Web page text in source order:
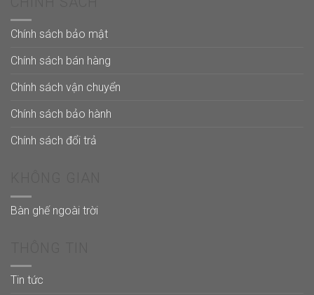
Chính sách bảo mật
Chính sách bán hàng
Chính sách vận chuyển
Chính sách bảo hành
Chính sách đổi trả
Bàn ghế ngoài trời
Tin tức